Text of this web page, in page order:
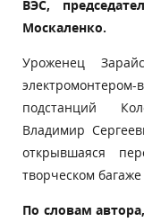
ВЭС,
Москаленко.
Уроженец
подстанций
Владимир
открывшаяся
творческом
По словам